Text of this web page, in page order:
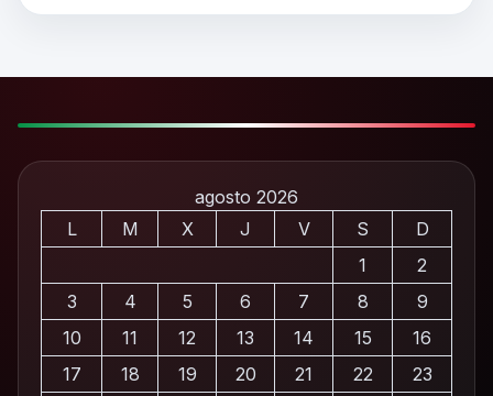
agosto 2026
L
M X J V S
D
1
2
3
4 5 6 7 8
9
10
11 12 13 14 15
16
17
18 19 20 21 22
23